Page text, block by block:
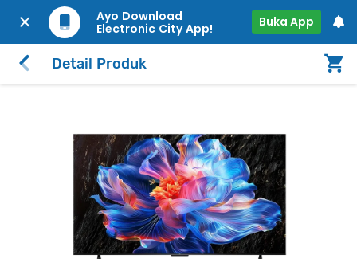
Ayo Download
Electronic City App!
Buka App
Detail Produk